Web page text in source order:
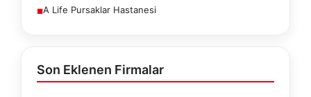
■A Life Pursaklar Hastanesi
Son Eklenen Firmalar